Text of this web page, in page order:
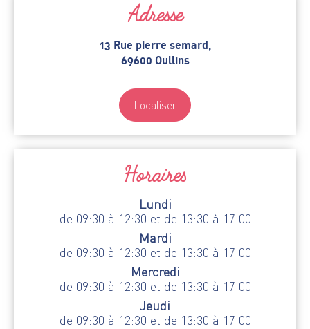
Adresse
13 Rue pierre semard,
69600 Oullins
Localiser
Horaires
Lundi
de 09:30 à 12:30 et de 13:30 à 17:00
Mardi
de 09:30 à 12:30 et de 13:30 à 17:00
Mercredi
de 09:30 à 12:30 et de 13:30 à 17:00
Jeudi
de 09:30 à 12:30 et de 13:30 à 17:00